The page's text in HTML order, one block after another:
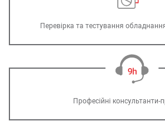
Перевірка та тестування
Професійні консультанти-